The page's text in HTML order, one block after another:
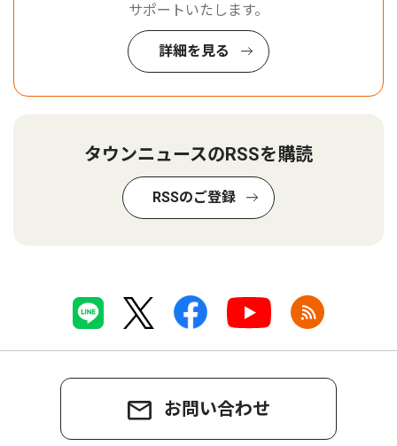
サポートいたします。
詳細を見る
タウンニュースのRSSを購読
RSSのご登録
お問い合わせ